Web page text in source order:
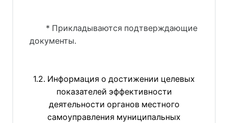
* Прикладываются подтверждающие
документы.
1.2. Информация о достижении целевых
показателей эффективности
деятельности органов местного
самоуправления муниципальных